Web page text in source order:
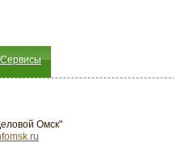
Сервисы
Омск"